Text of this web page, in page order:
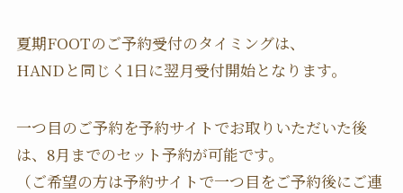
夏期FOOTのご予約受付のタイミングは、
HANDと同じく1日に翌月受付開始となります。
一つ目のご予約を予約サイトでお取りいただいた後
は、8月までのセット予約が可能です。
（ご希望の方は予約サイトで一つ目をご予約後にご連